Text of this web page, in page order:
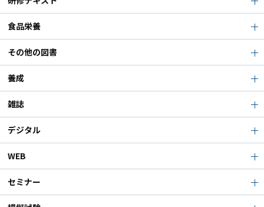
食品栄養
その他の図書
養成
雑誌
デジタル
WEB
セミナー